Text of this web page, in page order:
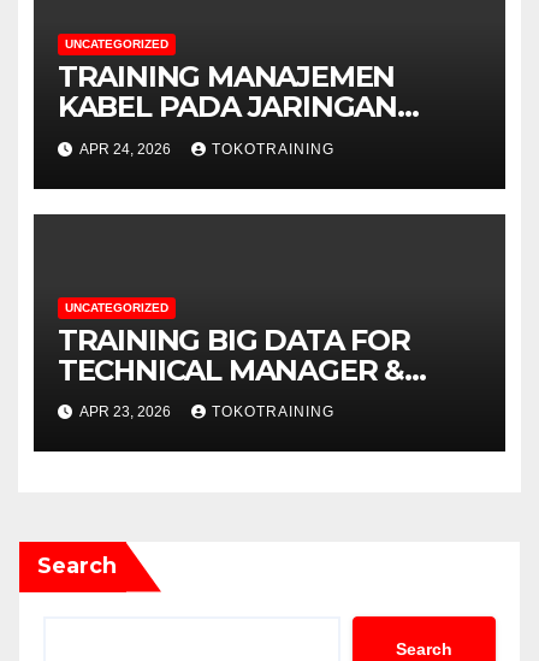
UNCATEGORIZED
TRAINING MANAJEMEN
KABEL PADA JARINGAN
TELEKOMUNIKASI
APR 24, 2026 TOKOTRAINING
UNCATEGORIZED
TRAINING BIG DATA FOR
TECHNICAL MANAGER &
DECISION MAKERS
APR 23, 2026 TOKOTRAINING
Search
Search